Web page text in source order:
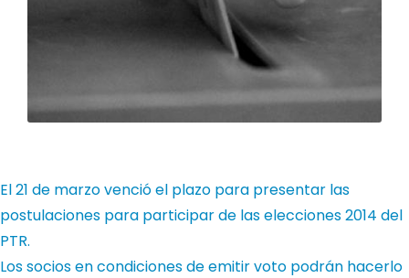
El 21 de marzo venció el plazo para presentar las
postulaciones para participar de las elecciones 2014 del
PTR.
Los socios en condiciones de emitir voto podrán hacerlo